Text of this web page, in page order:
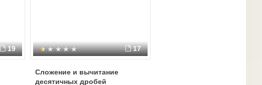
19 17
Сложение и вычитание
десятичных дробей